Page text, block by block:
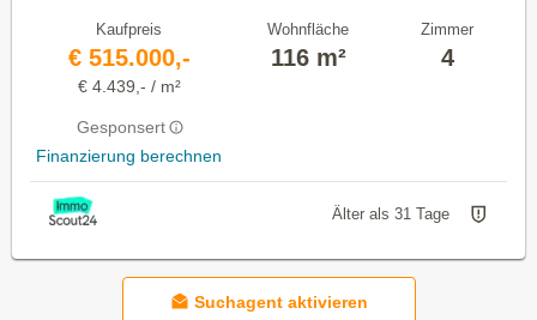
Kaufpreis
€ 515.000,-
€ 4.439,- / m²
Gesponsert
Finanzierung berechnen
Wohnfläche
116 m²
Zimmer
4
Älter als 31 Tage
Suchagent aktivieren